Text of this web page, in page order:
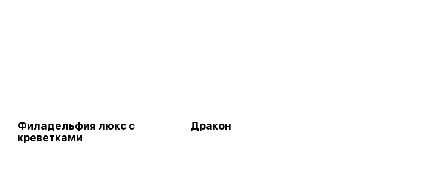
Филадельфия люкс с
креветками
Дракон